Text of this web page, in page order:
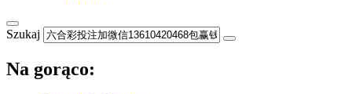
Szukaj
Na gorąco: